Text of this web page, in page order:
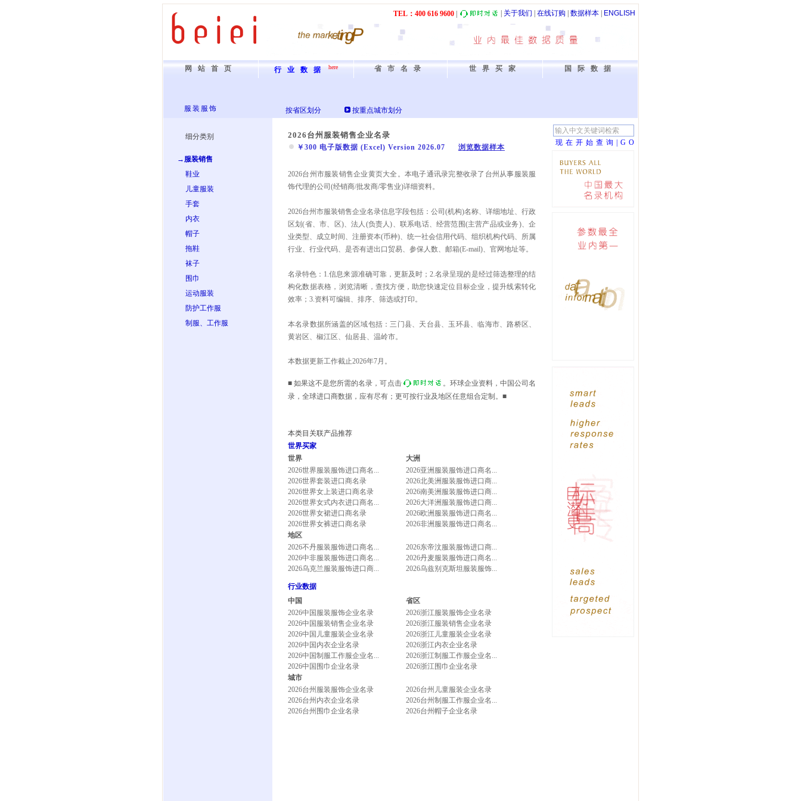
关于我们 在线订购 数据样本 ENGLISH
TEL：400 616 9600
网站首页 行业数据 here 省市名录 世界买家 国际数据
服装服饰 按省区划分 按重点城市划分
细分类别
→服装销售
鞋业
儿童服装
手套
内衣
帽子
拖鞋
袜子
围巾
运动服装
防护工作服
制服、工作服
2026台州服装销售企业名录
￥300 电子版数据 (Excel) Version 2026.07 浏览数据样本
2026台州市服装销售企业黄页大全。本电子通讯录完整收录了台州从事服装服
饰代理的公司(经销商/批发商/零售业)详细资料。
2026台州市服装销售企业名录信息字段包括：公司(机构)名称、详细地址、行政
区划(省、市、区)、法人(负责人)、联系电话、经营范围(主营产品或业务)、企
业类型、成立时间、注册资本(币种)、统一社会信用代码、组织机构代码、所属
行业、行业代码、是否有进出口贸易、参保人数、邮箱(E-mail)、官网地址等。
名录特色：1.信息来源准确可靠，更新及时；2.名录呈现的是经过筛选整理的结
构化数据表格，浏览清晰，查找方便，助您快速定位目标企业，提升线索转化
效率；3.资料可编辑、排序、筛选或打印。
本名录数据所涵盖的区域包括：三门县、天台县、玉环县、临海市、路桥区、
黄岩区、椒江区、仙居县、温岭市。
本数据更新工作截止2026年7月。
■ 如果这不是您所需的名录，可点击
。环球企业资料，中国公司名
录，全球进口商数据，应有尽有；更可按行业及地区任意组合定制。■
本类目关联产品推荐
世界买家
世界
2026世界服装服饰进口商名...
2026世界套装进口商名录
2026世界女上装进口商名录
2026世界女式内衣进口商名...
2026世界女裙进口商名录
2026世界女裤进口商名录
大洲
2026亚洲服装服饰进口商名...
2026北美洲服装服饰进口商...
2026南美洲服装服饰进口商...
2026大洋洲服装服饰进口商...
2026欧洲服装服饰进口商名...
2026非洲服装服饰进口商名...
地区
2026不丹服装服饰进口商名...
2026东帝汶服装服饰进口商...
2026中非服装服饰进口商名...
2026丹麦服装服饰进口商名...
2026乌克兰服装服饰进口商...
2026乌兹别克斯坦服装服饰...
行业数据
中国
2026中国服装服饰企业名录
2026中国服装销售企业名录
2026中国儿童服装企业名录
2026中国内衣企业名录
2026中国制服工作服企业名...
2026中国围巾企业名录
省区
2026浙江服装服饰企业名录
2026浙江服装销售企业名录
2026浙江儿童服装企业名录
2026浙江内衣企业名录
2026浙江制服工作服企业名...
2026浙江围巾企业名录
城市
2026台州服装服饰企业名录
2026台州儿童服装企业名录
2026台州内衣企业名录
2026台州制服工作服企业名...
2026台州围巾企业名录
2026台州帽子企业名录
现在开始查询|G O